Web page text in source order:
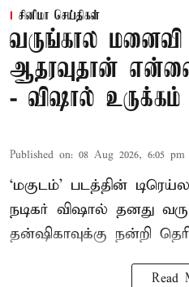
சினிமா செய்திகள்
வருங்கால
ஆதரவுதான்
- விஷால் உருக்கம்
Published on: 08 Aug 2026, 6:05 pm
‘மகுடம்’ படத்தின்
நடிகர் விஷால் தனது
தன்ஷிகாவுக்கு நன்றி
Read